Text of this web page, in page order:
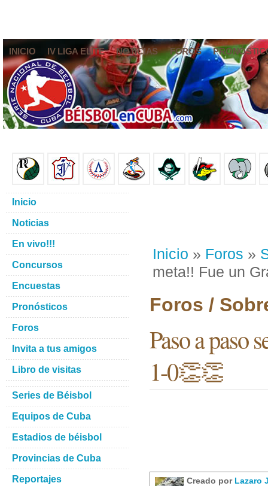
INICIO IV LIGA ELITE NOTICIAS FOROS
Inicio » Foros »
meta!! Fue un
Foros /
Paso a paso
1-0👏👏
Creado por Lazaro
Inicio
Noticias
En vivo!!!
Concursos
Encuestas
Pronósticos
Foros
Invita a tus amigos
Libro de visitas
Series de Béisbol
Equipos de Cuba
Estadios de béisbol
Provincias de Cuba
Reportajes